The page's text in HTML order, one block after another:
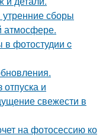
утренние сборы
атмосфере.
фотостудии c
и
свежести в
на фотосессию ко